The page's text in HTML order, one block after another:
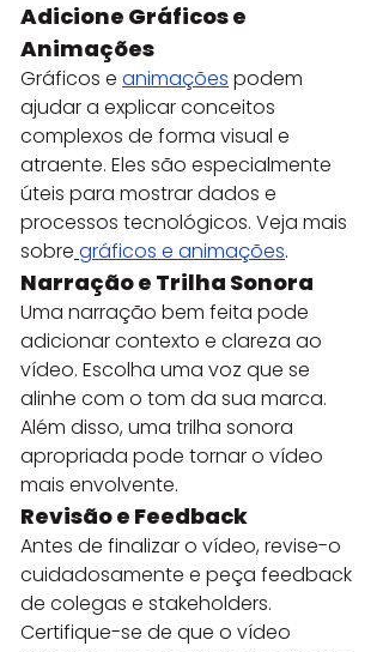
Adicione Gráficos e
Animações
Gráficos e animações podem
ajudar a explicar conceitos
complexos de forma visual e
atraente. Eles são especialmente
úteis para mostrar dados e
processos tecnológicos. Veja mais
sobre gráficos e animações.
Narração e Trilha Sonora
Uma narração bem feita pode
adicionar contexto e clareza ao
vídeo. Escolha uma voz que se
alinhe com o tom da sua marca.
Além disso, uma trilha sonora
apropriada pode tornar o vídeo
mais envolvente.
Revisão e Feedback
Antes de finalizar o vídeo, revise-o
cuidadosamente e peça feedback
de colegas e stakeholders.
Certifique-se de que o vídeo